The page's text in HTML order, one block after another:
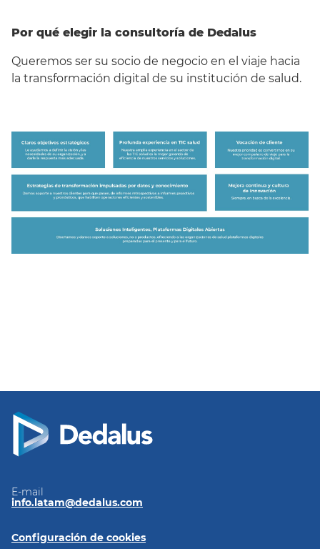
Por qué elegir la consultoría de Dedalus
Queremos ser su socio de negocio en el viaje hacia
la transformación digital de su institución de salud.
E-mail
info.latam@dedalus.com
Configuración de cookies